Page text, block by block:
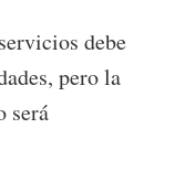
debe
pero la
será